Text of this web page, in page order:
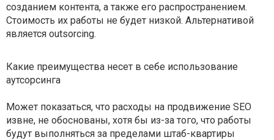
созданием контента, а также его распространением.
Стоимость их работы не будет низкой. Альтернативой
является outsorcing.
Какие преимущества несет в себе использование
аутсорсинга
Может показаться, что расходы на продвижение SEO
извне, не обоснованы, хотя бы из-за того, что работы
будут выполняться за пределами штаб-квартиры